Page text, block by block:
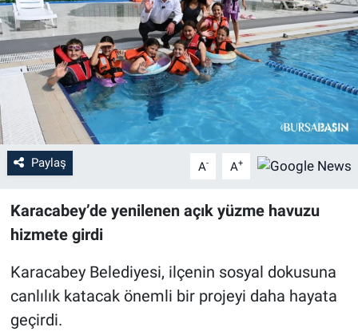
Paylaş A- A+
Karacabey’de yenilenen açık yüzme havuzu
hizmete girdi
Karacabey Belediyesi, ilçenin sosyal dokusuna
canlılık katacak önemli bir projeyi daha hayata
geçirdi.
Sağlık
Eğitim
Ekonomi
Dünya
Teknoloji
Magazin
Yaşam